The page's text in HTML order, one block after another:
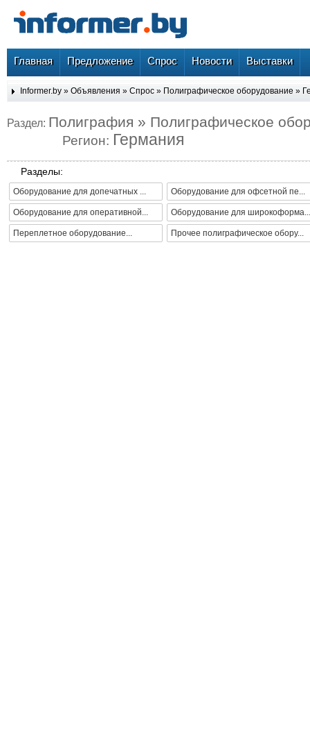
Главная Предложение Спрос Новости Выставки
Informer.by » Объявления » Спрос » Полиграфическое оборудование »
Раздел: Полиграфия » Полиграфическое
Регион: Германия
Разделы:
Оборудование для допечатных ... Оборудование для офсетной пе...
Оборудование для оперативной... Оборудование для широкоформа...
Переплетное оборудование... Прочее полиграфическое обору...